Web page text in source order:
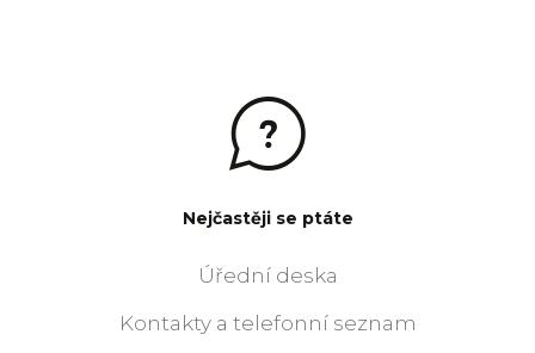
Nejčastěji se ptáte
Úřední deska
Kontakty a telefonní seznam